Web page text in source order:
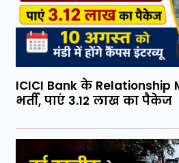
ICICI Bank के Relationship
भर्ती, पाएं 3.12 लाख का पैकेज